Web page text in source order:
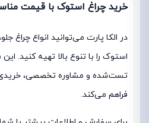
خرید چراغ استوک با قیمت
در الکا پارت می‌توانید انواع چراغ
استوک را با تنوع بالا تهیه کنید.
تست‌شده و مشاوره تخصصی، خریدی
فراهم می‌کند.